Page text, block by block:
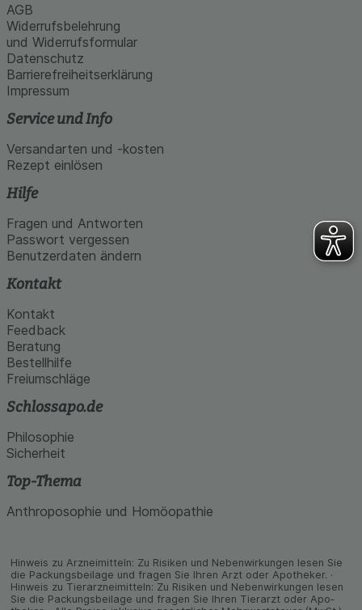
AGB
Widerrufsbelehrung
und Widerrufsformular
Datenschutz
Barrierefreiheitserklärung
Impressum
Service und Info
Versandarten und -kosten
Rezept einlösen
Hilfe
Fragen und Antworten
Passwort vergessen
Benutzerdaten ändern
Kontakt
Kontakt
Feedback
Beratung
Bestellhilfe
Freiumschläge
Schlossapo.de
Philosophie
Sicherheit
Top-Thema
Anthroposophie und Homöopathie
Hinweis zu Arzneimitteln: Zu Risiken und Neben­wirkungen lesen Sie
die Packungs­beilage und fragen Sie Ihren Arzt oder Apo­theker. ·
Hinweis zu Tier­arz­nei­mitteln: Zu Risiken und Neben­wirkungen lesen
Sie die Packungs­beilage und fragen Sie Ihren Tier­arzt oder Apo­